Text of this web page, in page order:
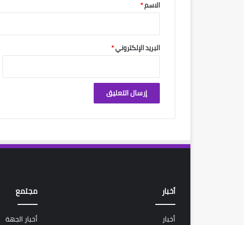
الاسم*
البريد الإلكتروني*
أخبار
أخبار
مجتمع
أخبار الجهة